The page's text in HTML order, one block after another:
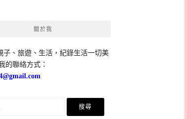
關於我
子、旅遊、生活，紀錄生活一切美
的聯絡方式：